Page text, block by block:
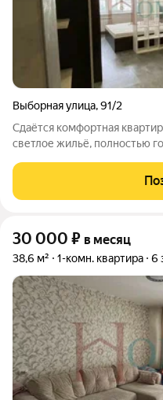
Выборная улица,91/2
Сдаётся комфортная
светлое жильё, полностью
мебель, техника и
просмотру! Арт. 140467631
30 000 ₽ в месяц
38,6 м² 1-комн. квартира 6